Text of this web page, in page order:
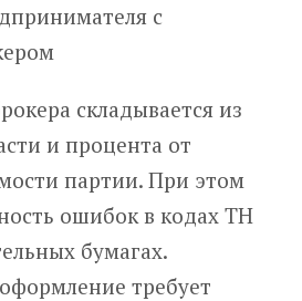
с
складывается из
и процента от
партии. При этом
ошибок в кодах ТН
бумагах.
требует